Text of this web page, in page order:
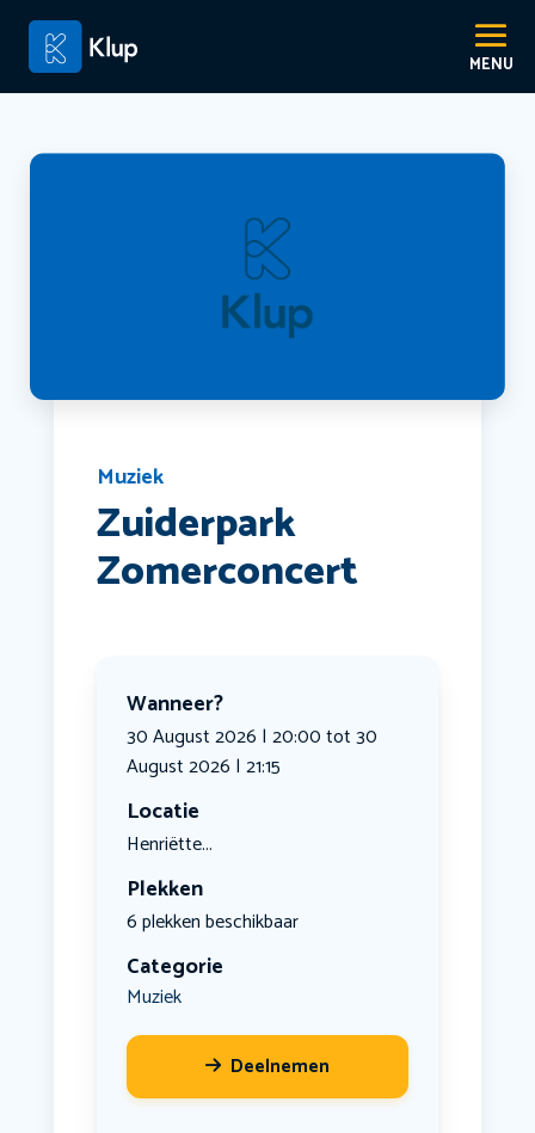
Muziek
Zuiderpark
Zomerconcert
Wanneer?
30 August 2026 | 20:00 tot 30
August 2026 | 21:15
Locatie
Henriëtte...
Plekken
6 plekken beschikbaar
Categorie
Muziek
Deelnemen